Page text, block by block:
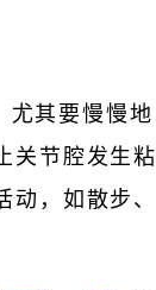
尤其要慢慢地
关节腔发生粘
，如散步、